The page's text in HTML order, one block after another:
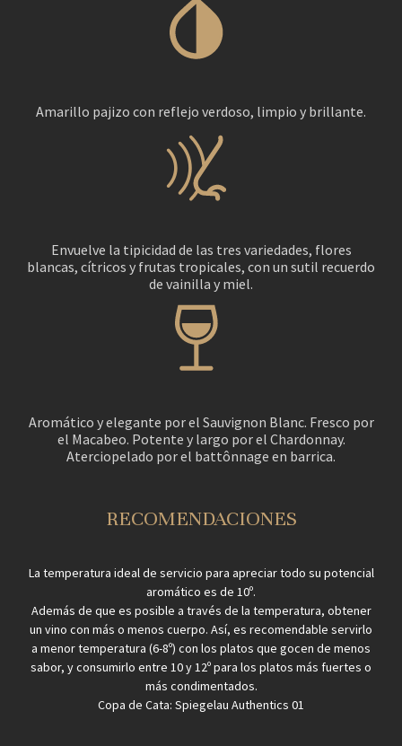
Amarillo pajizo con reflejo verdoso, limpio y brillante.
Envuelve la tipicidad de las tres variedades, flores
blancas, cítricos y frutas tropicales, con un sutil recuerdo
de vainilla y miel.
Aromático y elegante por el Sauvignon Blanc. Fresco por
el Macabeo. Potente y largo por el Chardonnay.
Aterciopelado por el battônnage en barrica.
RECOMENDACIONES
La temperatura ideal de servicio para apreciar todo su potencial
aromático es de 10º.
Además de que es posible a través de la temperatura, obtener
un vino con más o menos cuerpo. Así, es recomendable servirlo
a menor temperatura (6-8º) con los platos que gocen de menos
sabor, y consumirlo entre 10 y 12º para los platos más fuertes o
más condimentados.
Copa de Cata: Spiegelau Authentics 01